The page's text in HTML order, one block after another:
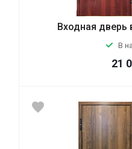
Входная дверь
В
21